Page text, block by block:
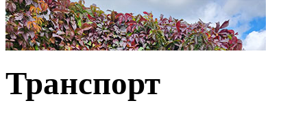
Транспорт